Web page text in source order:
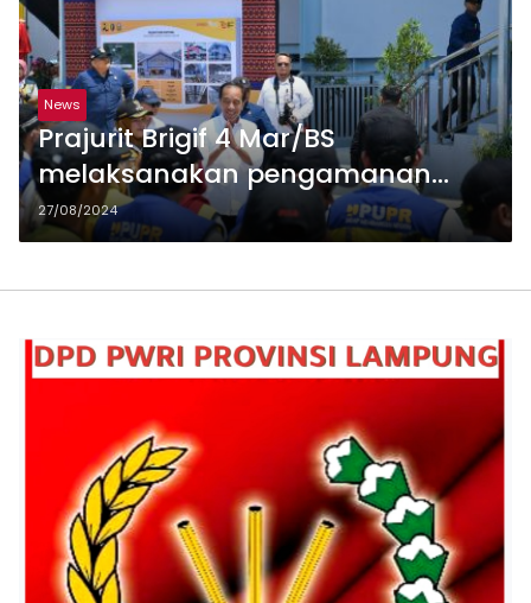
News
Prajurit Brigif 4 Mar/BS
melaksanakan pengamanan
kunjungan Presiden Republik
Indonesia Ir. H. Joko Widodo ke
Provinsi Lampung
27/08/2024